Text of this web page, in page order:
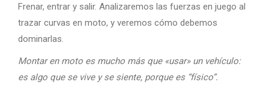
Frenar, entrar y salir. Analizaremos las fuerzas en juego al
trazar curvas en moto, y veremos cómo debemos
dominarlas.
Montar en moto es mucho más que «usar» un vehículo:
es algo que se vive y se siente, porque es “físico”.